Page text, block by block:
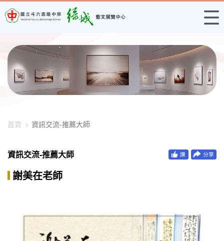
448-1260
首頁 資訊交流-推薦大師
資訊交流-推薦大師
謝美在老師